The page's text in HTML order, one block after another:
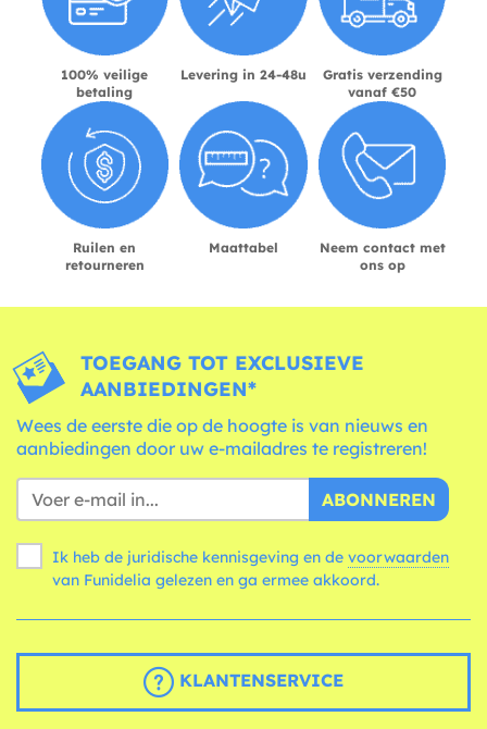
100% veilige
betaling
Levering in 24-48u
Gratis verzending
vanaf €50
Ruilen en
retourneren
Maattabel
Neem contact met
ons op
TOEGANG TOT EXCLUSIEVE
AANBIEDINGEN*
Wees de eerste die op de hoogte is van nieuws en
aanbiedingen door uw e-mailadres te registreren!
ABONNEREN
Ik heb de juridische kennisgeving en de voorwaarden
van Funidelia gelezen en ga ermee akkoord.
KLANTENSERVICE